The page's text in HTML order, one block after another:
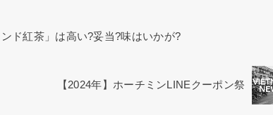
ド紅茶」は高い?妥当?味はいかが?
【2024年】ホーチミンLINEクーポン祭